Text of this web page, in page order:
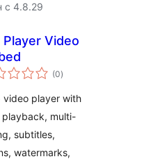
с 4.8.29
Player Video
(0общий
рейтинг
)
video player with
playback, multi-
subtitles,
watermarks,